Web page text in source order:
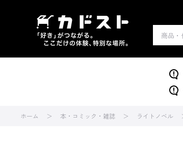
ホーム 本・コミック・雑誌 ライトノベル